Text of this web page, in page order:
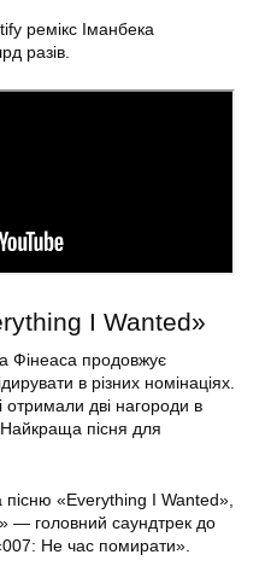
ремікс Іманбека
разів.
I Wanted»
Фінеаса продовжує
в різних номінаціях.
дві нагороди в
пісня для
пісню «Everything I Wanted»,
— головний саундтрек до
Не час помирати».